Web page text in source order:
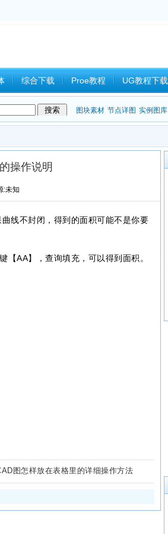
综合下载 Proe教程 UG教程下载
教程 CAD习题 CAM CAD2008
图块素材 节点详图 实例图库
操作说明
:未知
线不封闭，得到的面积可能不是你要
【AA】，查询填充，可以得到面积。
图怎样放在表格里的详细操作方法